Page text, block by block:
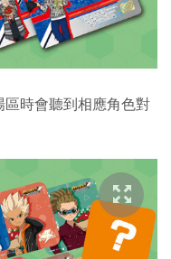
區時會聽到相應角色對